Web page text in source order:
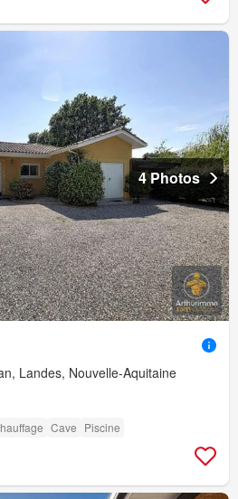
4 Photos
Landes, Nouvelle-Aquitaine
Cave Piscine